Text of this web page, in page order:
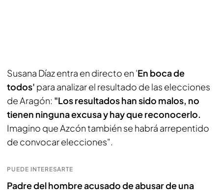
Susana Díaz entra en directo en 'En boca de
todos' para analizar el resultado de las elecciones
de Aragón: "Los resultados han sido malos, no
tienen ninguna excusa y hay que reconocerlo.
Imagino que Azcón también se habrá arrepentido
de convocar elecciones".
PUEDE INTERESARTE
Padre del hombre acusado de abusar de una